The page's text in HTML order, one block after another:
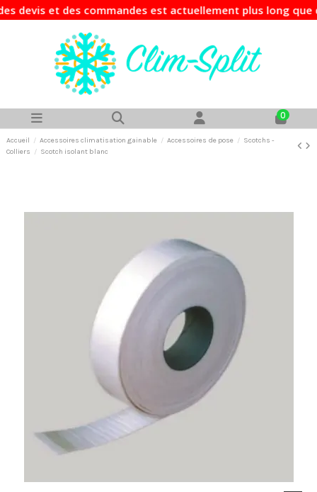
des commandes est actuellement plus long que
0
Accueil Accessoires climatisation gainable Accessoires de pose
Scotchs -
Colliers
Scotch isolant blanc